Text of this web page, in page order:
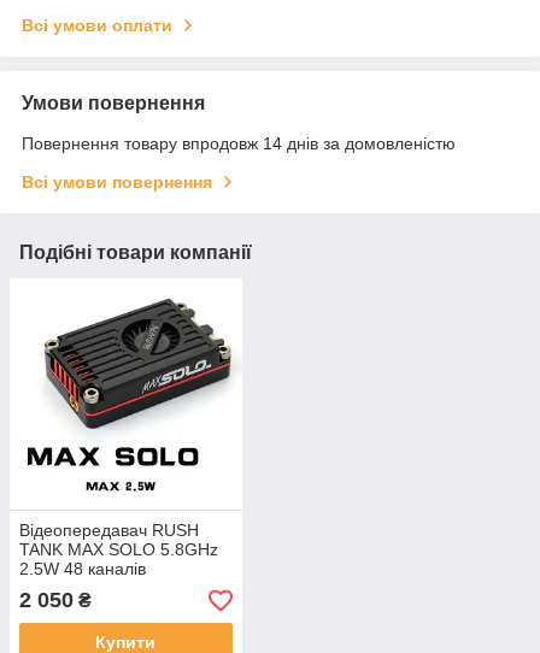
Всі умови оплати
Умови повернення
Повернення товару впродовж 14 днів за домовленістю
Всі умови повернення
Подібні товари компанії
Відеопередавач RUSH
TANK MAX SOLO 5.8GHz
2.5W 48 каналів
2 050 ₴
Купити